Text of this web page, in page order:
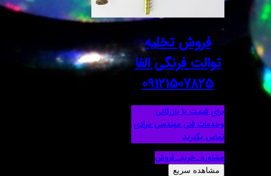
فروش تخلیه
توالت فرنگی الفا
09121507825
برای قیمت با بازرگانی
وخدمات فنی مهندسی مرادی
مشاوره_خرید_فروش
مشاهده سریع